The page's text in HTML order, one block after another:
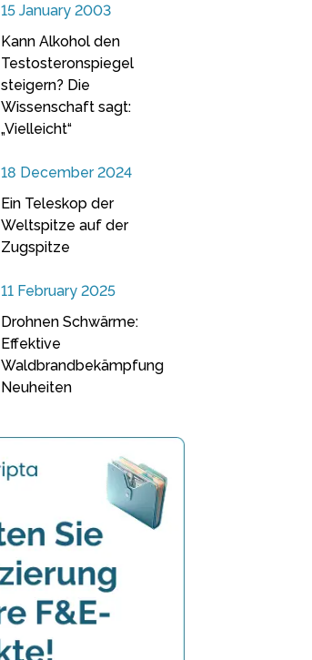
15 January 2003
Kann Alkohol den
Testosteronspiegel
steigern? Die
Wissenschaft sagt:
„Vielleicht“
18 December 2024
Ein Teleskop der
Weltspitze auf der
Zugspitze
11 February 2025
Drohnen Schwärme:
Effektive
Waldbrandbekämpfung
Neuheiten